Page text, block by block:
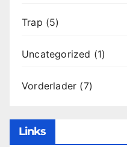
Trap (5)
Uncategorized (1)
Vorderlader (7)
Links